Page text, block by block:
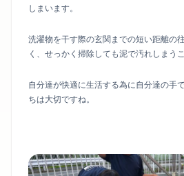
しまいます。
洗濯物を干す際の玄関までの短い距離の
く、せっかく掃除しても泥で汚れしまう
自分達が快適に生活する為に自分達の手
ちは大切ですね。